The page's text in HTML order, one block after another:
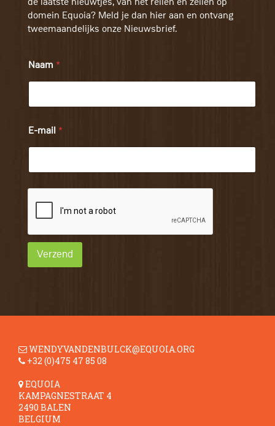
de laatste nieuwtjes, van het reilen en zeilen op
domein Equoia? Meld je dan hier aan en ontvang
tweemaandelijks onze Nieuwsbrief.
Naam *
E-mail *
Verzend
WENDYVANDENBULCK@EQUOIA.ORG
+32 (0)475 47 85 08
EQUOIA
KAMPAGNESTRAAT 4
2490 BALEN
BELGIUM